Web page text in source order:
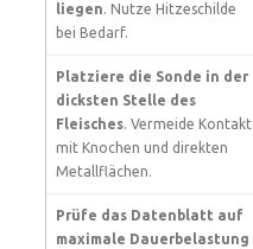
liegen. Nutze Hitzeschilde
bei Bedarf.
Platziere die Sonde in der
dicksten Stelle des
Fleisches. Vermeide Kontakt
mit Knochen und direkten
Metallflächen.
Prüfe das Datenblatt auf
maximale Dauerbelastung